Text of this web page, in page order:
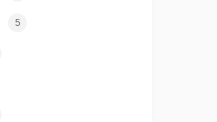
5